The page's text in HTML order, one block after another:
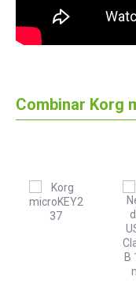
Combinar Korg